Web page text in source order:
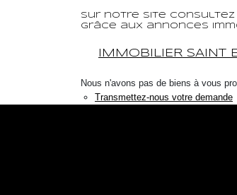
Sur notre site consultez
grâce aux annonces
IMMOBILIER SAINT
Nous n'avons pas de biens à vous
Transmettez-nous votre demande